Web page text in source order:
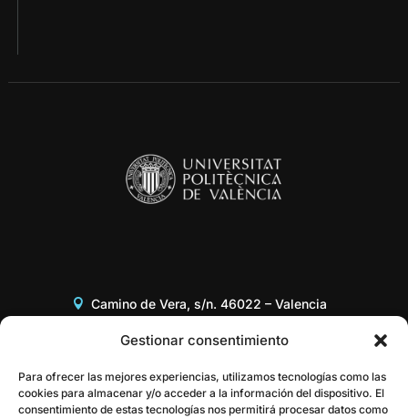
Gestionar consentimiento
Para ofrecer las mejores experiencias, utilizamos tecnologías como las
cookies para almacenar y/o acceder a la información del dispositivo. El
consentimiento de estas tecnologías nos permitirá procesar datos como
Camino de Vera, s/n. 46022 – Valencia
+34 96 387 97 31